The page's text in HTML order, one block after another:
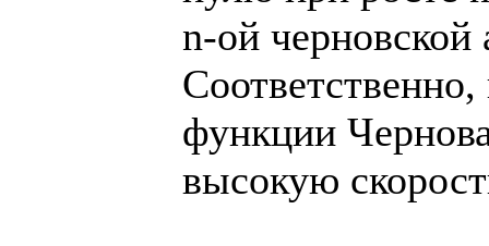
n-ой
функции
высокую